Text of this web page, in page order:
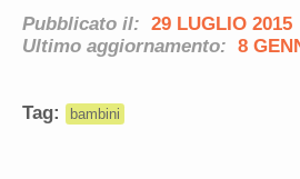
Pubblicato il: 29 LUGLIO 2015
Ultimo aggiornamento: 8
Tag: bambini